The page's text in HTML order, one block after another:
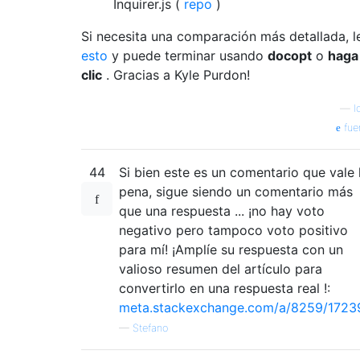
Inquirer.js ( repo )
Si necesita una comparación más detallada,
esto y puede terminar usando docopt o haga
clic . Gracias a Kyle Purdon!
44
Si bien este es un comentario que vale
pena, sigue siendo un comentario más
que una respuesta ... ¡no hay voto
negativo pero tampoco voto positivo
para mí! ¡Amplíe su respuesta con un
valioso resumen del artículo para
convertirlo en una respuesta real !:
meta.stackexchange.com/a/8259/
— Stefano